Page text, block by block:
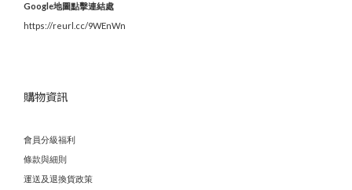
Google地圖點擊連結處
https://reurl.cc/9WEnWn
購物資訊
會員分級福利
條款與細則
運送及退換貨政策